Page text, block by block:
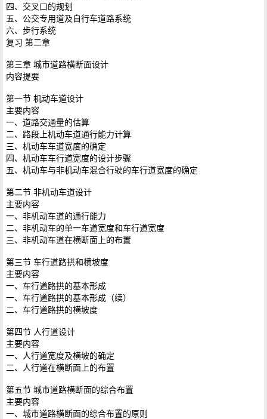
四、交叉口的规划
五、公交专用道及自行车道路系统
六、步行系统
复习 第二章
第三章 城市道路横断面设计
内容提要
第一节 机动车道设计
主要内容
一、道路交通量的估算
二、路段上机动车道通行能力计算
三、机动车车道宽度的确定
四、机动车车行道宽度的设计步骤
五、机动车与非机动车混合行驶的车行道宽度的确定
第二节 非机动车道设计
主要内容
一、非机动车道的通行能力
二、非机动车的单一车道宽度和车行道宽度
三、非机动车道在横断面上的布置
第三节 车行道路拱和横坡度
主要内容
一、车行道路拱的基本形成
一、车行道路拱的基本形成（续）
二、车行道路拱的横坡度
第四节 人行道设计
主要内容
一、人行道宽度及横坡的确定
二、人行道在横断面上的布置
第五节 城市道路横断面的综合布置
主要内容
一、城市道路横断面的综合布置的原则